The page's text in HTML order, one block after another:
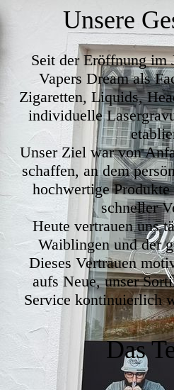
Unsere
Seit der Eröffnung im
Vapers Dream als
Zigaretten, Liquids,
individuelle
Unser Ziel war von
schaffen, an dem
hochwertige
schneller
Heute vertrauen uns
Waiblingen und der
Dieses Vertrauen
aufs Neue, unser
Service kontinuierlich
Das